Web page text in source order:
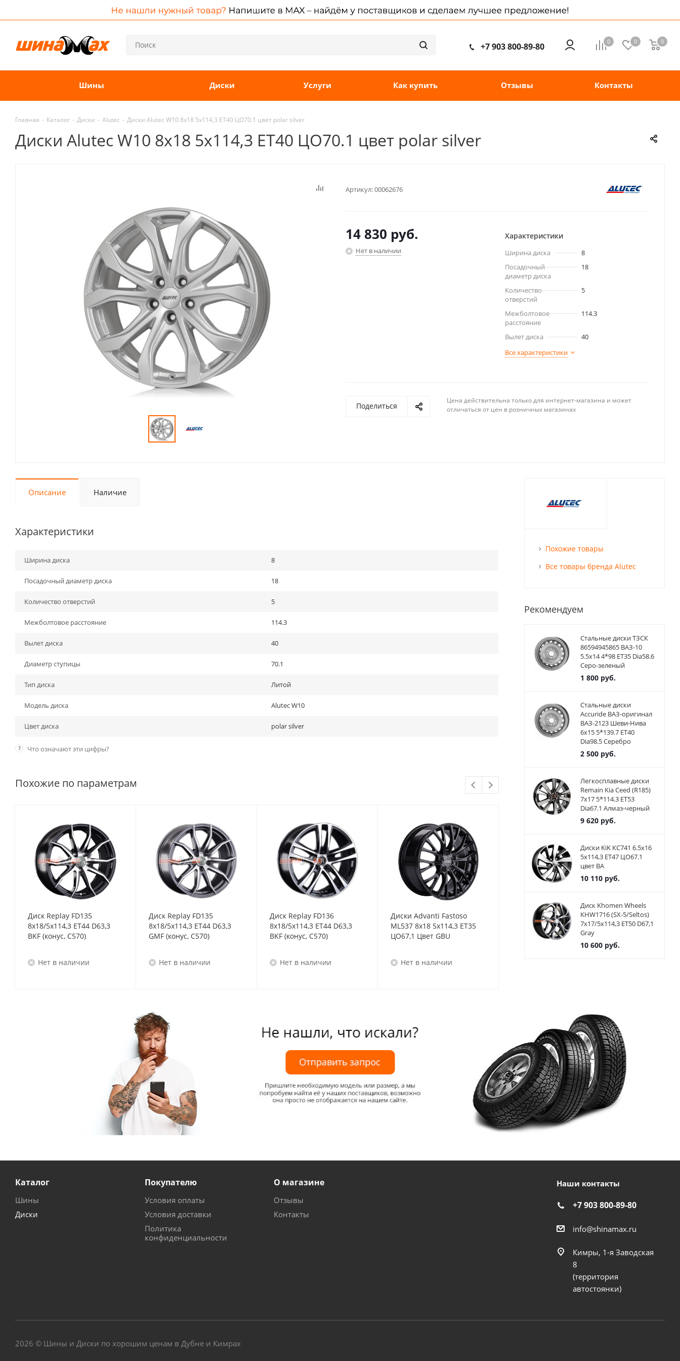
0 0 0
+7 903 800-89-80
Шины Диски Услуги Как купить Отзывы Контакты
Главная - Каталог - Диски - Alutec - Диски Alutec W10 8x18 5x114,3 ET40 ЦО70.1 цвет polar silver
Диски Alutec W10 8x18 5x114,3 ET40 ЦО70.1 цвет polar silver
Артикул:00062676
14 830 руб.
Нет в наличии
Характеристики
Ширина диска
8
Посадочный
диаметр диска
18
Количество
отверстий
5
Межболтовое
расстояние
114.3
Вылет диска
40
Все характеристики
Поделиться
Цена действительна только для интернет-магазина и может
отличаться от цен в розничных магазинах
Описание Наличие
Характеристики
Ширина диска 8
Посадочный диаметр диска 18
Количество отверстий 5
Межболтовое расстояние 114.3
Вылет диска 40
Диаметр ступицы 70.1
Тип диска Литой
Модель диска Alutec W10
Цвет диска polar silver
? Что означают эти цифры?
Похожие по параметрам
Диск Replay FD135
8x18/5x114,3 ET44 D63,3
BKF (конус, C570)
Нет в наличии
Диск Replay FD135
8x18/5x114,3 ET44 D63,3
GMF (конус, C570)
Нет в наличии
Диск Replay FD136
8x18/5x114,3 ET44 D63,3
BKF (конус, C570)
Нет в наличии
Диски Advanti Fastoso
ML537 8x18 5x114,3 ET35
ЦО67,1 Цвет GBU
Нет в наличии
Диски Advanti Fastoso
ML537 8x18 5x114,3 ET35
ЦО67,1 Цвет MQSU
Диски
ML537 8x18
Похожие товары
Все товары бренда Alutec
Рекомендуем
Стальные диски ТЗСК
86594945865 ВАЗ-10
5.5x14 4*98 ET35 Dia58.6
Серо-зеленый
1 800руб.
Стальные диски
Accuride ВАЗ-оригинал
ВАЗ-2123 Шеви-Нива
6x15 5*139.7 ET40
Dia98.5 Серебро
2 500руб.
Легкосплавные диски
Remain Kia Ceed (R185)
7x17 5*114.3 ET53
Dia67.1 Алмаз-черный
9 620руб.
Диски KiK КС741 6.5x16
5x114,3 ET47 ЦО67.1
цвет BA
10 110руб.
Диск Khomen Wheels
KHW1716 (SX-5/Seltos)
7x17/5x114,3 ET50 D67,1
Gray
10 600руб.
Каталог
Шины
Диски
Покупателю
Условия оплаты
Условия доставки
Политика
конфиденциальности
О магазине
Отзывы
Контакты
Наши контакты
+7 903 800-89-80
info@shinamax.ru
Кимры, 1-я Заводская
8
(территория
автостоянки)
2026 © Шины и Диски по хорошим ценам в Дубне и Кимрах